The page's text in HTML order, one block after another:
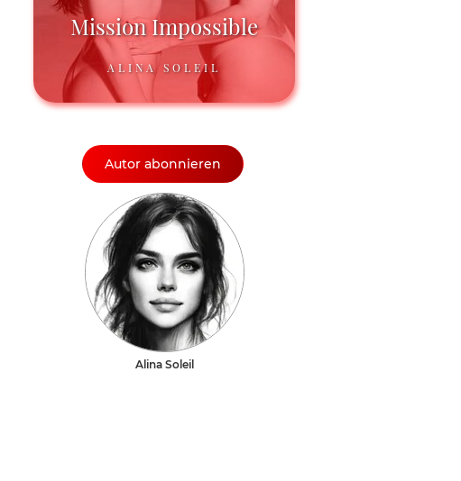
Mission Impossible
ALINA SOLEIL
Autor abonnieren
Alina Soleil